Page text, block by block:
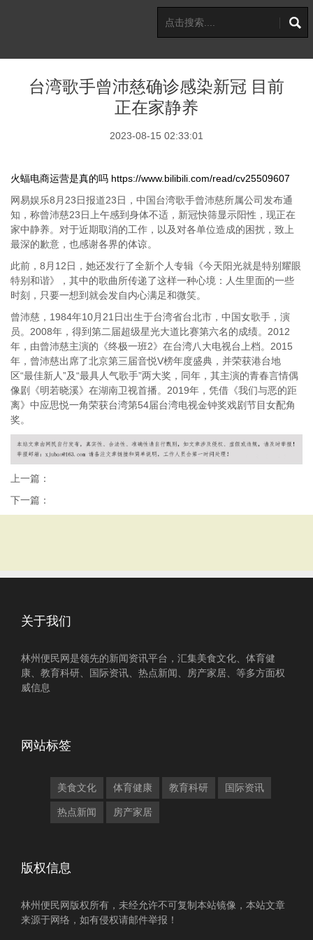
台湾歌手曾沛慈确诊感染新冠 目前
正在家静养
2023-08-15 02:33:01
火蝠电商运营是真的吗 https://www.bilibili.com/read/cv25509607
网易娱乐8月23日报道23日，中国台湾歌手曾沛慈所属公司发布通
知，称曾沛慈23日上午感到身体不适，新冠快筛显示阳性，现正在
家中静养。对于近期取消的工作，以及对各单位造成的困扰，致上
最深的歉意，也感谢各界的体谅。
此前，8月12日，她还发行了全新个人专辑《今天阳光就是特别耀眼
特别和谐》，其中的歌曲所传递了这样一种心境：人生里面的一些
时刻，只要一想到就会发自内心满足和微笑。
曾沛慈，1984年10月21日出生于台湾省台北市，中国女歌手，演
员。2008年，得到第二届超级星光大道比赛第六名的成绩。2012
年，由曾沛慈主演的《终极一班2》在台湾八大电视台上档。2015
年，曾沛慈出席了北京第三届音悦V榜年度盛典，并荣获港台地
区“最佳新人”及“最具人气歌手”两大奖，同年，其主演的青春言情偶
像剧《明若晓溪》在湖南卫视首播。2019年，凭借《我们与恶的距
离》中应思悦一角荣获台湾第54届台湾电视金钟奖戏剧节目女配角
奖。
上一篇：
下一篇：
关于我们
林州便民网是领先的新闻资讯平台，汇集美食文化、体育健
康、教育科研、国际资讯、热点新闻、房产家居、等多方面权
威信息
网站标签
美食文化 体育健康 教育科研 国际资讯
热点新闻 房产家居
版权信息
林州便民网版权所有，未经允许不可复制本站镜像，本站文章
来源于网络，如有侵权请邮件举报！